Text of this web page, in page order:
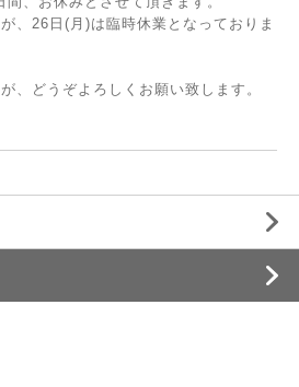
、26日(月)は臨時休業となっておりま
、どうぞよろしくお願い致します。